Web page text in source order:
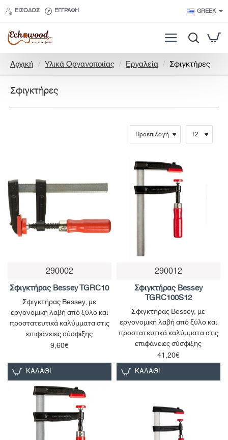
ΕΊΣΟΔΟΣ ΕΓΓΡΑΦΉ GREEK
Αρχική
m
e
Υλικά Οργανοποιίας Εργαλεία Σφιγκτήρες
Σφιγκτήρες
Παράδοση σε 4-10 ημέρες
290002
Σφιγκτήρας Bessey TGRC10
Σφιγκτήρας Bessey, με
εργονομική λαβή από ξύλο και
προστατευτικά καλύμματα στις
επιφάνειες σύσφιξης
9,60€
ΚΑΛΆΘΙ
Παράδοση 1 έως 3 ημέρες
290012
Σφιγκτήρας Bessey
TGRC100S12
Σφιγκτήρας Bessey, με
εργονομική λαβή από ξύλο και
προστατευτικά καλύμματα στις
επιφάνειες σύσφιξης
41,20€
ΚΑΛΆΘΙ